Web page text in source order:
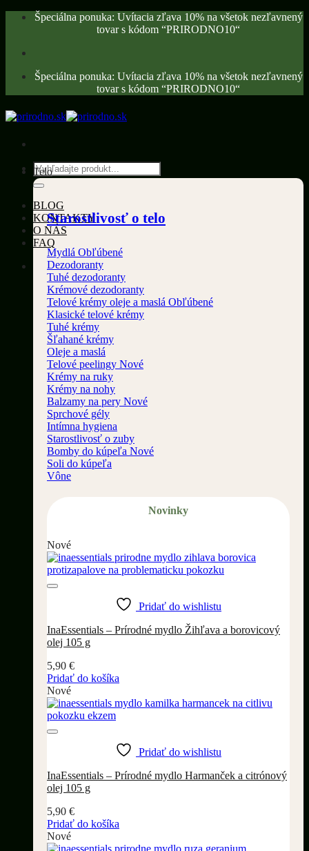
Skip
Špeciálna ponuka: Uvítacia zľava 10% na všetok nezľavnený
tovar s kódom “PRIRODNO10“
Špeciálna ponuka: Uvítacia zľava 10% na všetok nezľavnený
tovar s kódom “PRIRODNO10“
Hľadať:
BLOG
KONTAKTY
O NÁS
FAQ
Telo
Starostlivosť o telo
Mydlá
Dezodoranty
Tuhé dezodoranty
Krémové dezodoranty
Telové krémy oleje a maslá
Klasické telové krémy
Tuhé krémy
Šľahané krémy
Oleje a maslá
Telové peelingy
Krémy na ruky
Krémy na nohy
Balzamy na pery
Sprchové gély
Intímna hygiena
Starostlivosť o zuby
Bomby do kúpeľa
Soli do kúpeľa
Vône
Novinky
Nové
Pridať do wishlistu
InaEssentials – Prírodné mydlo Žihľava a borovicový
olej 105 g
5,90 €
Pridať do košíka
Nové
Pridať do wishlistu
InaEssentials – Prírodné mydlo Harmanček a citrónový
olej 105 g
5,90 €
Pridať do košíka
Nové